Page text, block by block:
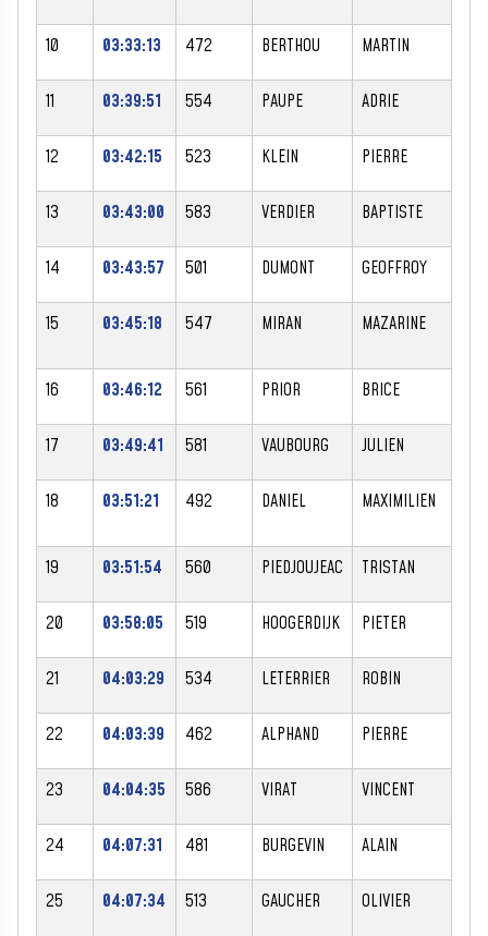
10 03:33:13 472 BERTHOU MARTIN
11 03:39:51 554 PAUPE ADRIE
12 03:42:15 523 KLEIN PIERRE
13 03:43:00 583 VERDIER BAPTISTE
14 03:43:57 501 DUMONT GEOFFROY
15 03:45:18 547 MIRAN MAZARINE
16 03:46:12 561 PRIOR BRICE
17 03:49:41 581 VAUBOURG JULIEN
18 03:51:21 492 DANIEL MAXIMILIEN
19 03:51:54 560 PIEDJOUJEAC TRISTAN
20 03:58:05 519 HOOGERDIJK PIETER
21 04:03:29 534 LETERRIER ROBIN
22 04:03:39 462 ALPHAND PIERRE
23 04:04:35 586 VIRAT VINCENT
24 04:07:31 481 BURGEVIN ALAIN
25 04:07:34 513 GAUCHER OLIVIER